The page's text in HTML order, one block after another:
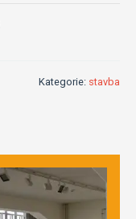
Kategorie: stavba